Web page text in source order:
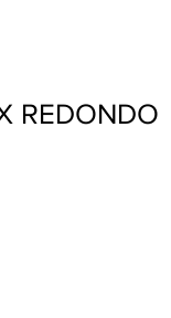
REDONDO